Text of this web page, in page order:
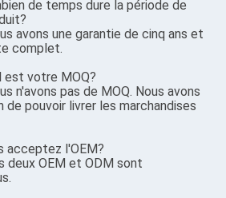
de temps dure la période de
avons une garantie de cinq ans et
complet.
est votre MOQ?
n'avons pas de MOQ. Nous avons
de pouvoir livrer les marchandises
acceptez l'OEM?
deux OEM et ODM sont